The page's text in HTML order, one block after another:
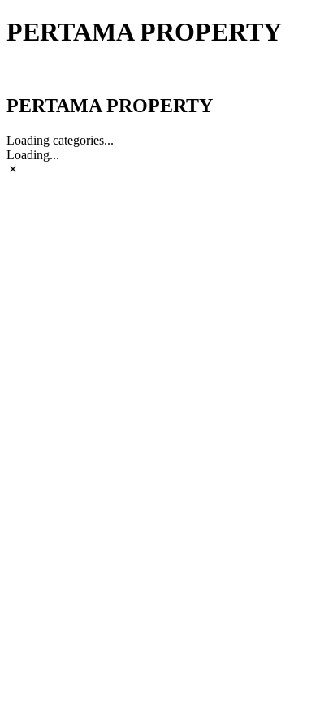
PERTAMA PROPERTY
PERTAMA PROPERTY
Loading categories...
Loading...